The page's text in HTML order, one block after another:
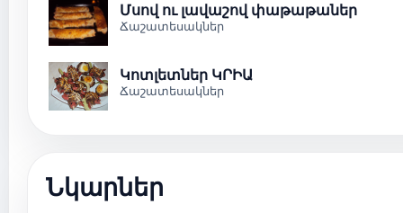
Մսով ու լավաշով փաթաթաներ
Ճաշատեսակներ
Կոտլետներ ԿՐԻԱ
Ճաշատեսակներ
Նկարներ